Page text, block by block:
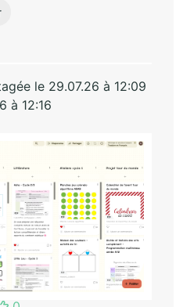
le 29.07.26 à 12:09
à 12:16